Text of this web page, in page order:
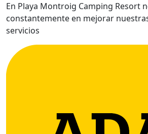
En Playa Montroig Camping Resort
constantemente en mejorar
servicios